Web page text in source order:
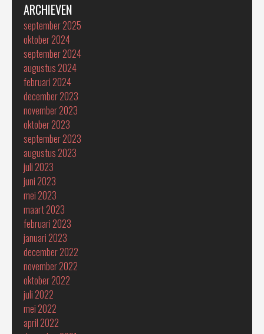
ARCHIEVEN
september 2025
oktober 2024
september 2024
augustus 2024
februari 2024
december 2023
november 2023
oktober 2023
september 2023
augustus 2023
juli 2023
juni 2023
mei 2023
maart 2023
februari 2023
januari 2023
december 2022
november 2022
oktober 2022
juli 2022
mei 2022
april 2022